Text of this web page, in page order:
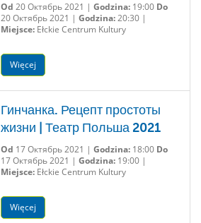
Od 20 Октябрь 2021 | Godzina:19:00 Do
20 Октябрь 2021 | Godzina:20:30 |
Miejsce:Ełckie Centrum Kultury
Więcej
Гинчанка. Рецепт простоты
жизни | Театр Польша 2021
Od 17 Октябрь 2021 | Godzina:18:00 Do
17 Октябрь 2021 | Godzina:19:00 |
Miejsce:Ełckie Centrum Kultury
Więcej